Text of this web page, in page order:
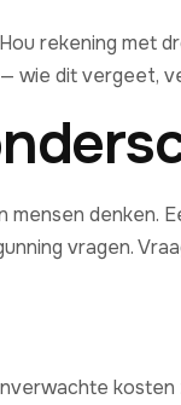
rekening met
wie dit vergeet,
denken.
vragen.